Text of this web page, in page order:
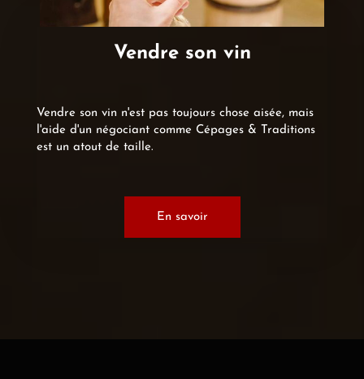
Vendre son vin
Vendre son vin n'est pas toujours chose aisée, mais
l'aide d'un négociant comme Cépages & Traditions
est un atout de taille.
En savoir